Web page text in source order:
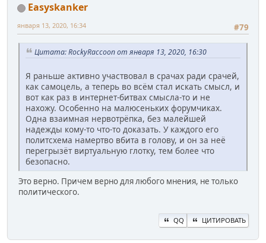
Easyskanker
#79
января 13, 2020, 16:34
Цитата: RockyRaccoon от января 13, 2020, 16:30
Я раньше активно участвовал в срачах ради срачей,
как самоцель, а теперь во всём стал искать смысл, и
вот как раз в интернет-битвах смысла-то и не
нахожу. Особенно на малюсеньких форумчиках.
Одна взаимная нервотрёпка, без малейшей
надежды кому-то что-то доказать. У каждого его
политсхема намертво вбита в голову, и он за неё
перегрызёт виртуальную глотку, тем более что
безопасно.
Это верно. Причем верно для любого мнения, не только
политического.
QQ ЦИТИРОВАТЬ